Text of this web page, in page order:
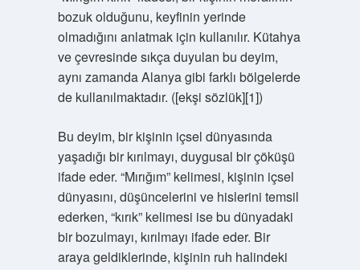
bozuk olduğunu, keyfinin yerinde
olmadığını anlatmak için kullanılır. Kütahya
ve çevresinde sıkça duyulan bu deyim,
aynı zamanda Alanya gibi farklı bölgelerde
de kullanılmaktadır. ([ekşi sözlük][1])
Bu deyim, bir kişinin içsel dünyasında
yaşadığı bir kırılmayı, duygusal bir çöküşü
ifade eder. “Mırığım” kelimesi, kişinin içsel
dünyasını, düşüncelerini ve hislerini temsil
ederken, “kırık” kelimesi ise bu dünyadaki
bir bozulmayı, kırılmayı ifade eder. Bir
araya geldiklerinde, kişinin ruh halindeki